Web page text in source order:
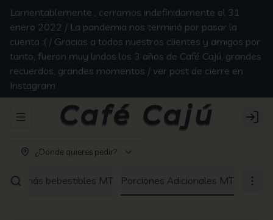
Lamentablemente , cerramos indefinidamente el 31
enero 2022 / La pandemia nos terminó por pasar la
cuenta :( / Gracias a todos nuestros clientes y amigos por
tanto, fueron muy lindos los 3 años de Café Cajú, grandes
recuerdos, grandes momentos / ver post de cierre en
Instagram
Abrir menu de navegación Login
¿Dónde quieres pedir?
demás bebestibles MT Porciones Adicionales MT